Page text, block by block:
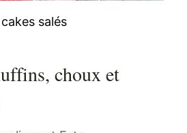
cakes salés
choux et